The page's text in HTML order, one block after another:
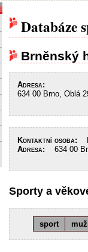
Databáze
Brněnský
Adresa:
634 00 Brno, Oblá
Kontaktní osoba:
Adresa: 634 00
Sporty a
sport